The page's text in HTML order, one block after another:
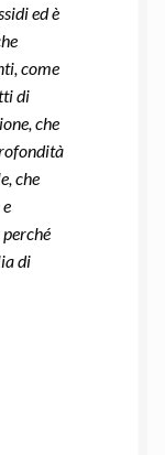
ed è
come
di
che
che
di